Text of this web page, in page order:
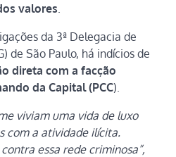
valores
da 3ª Delegacia de
de São Paulo, há indícios de
direta com a facção
da Capital (PCC).
viviam uma vida de luxo
com a atividade ilícita.
essa rede criminosa”,